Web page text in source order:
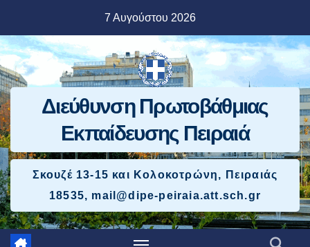
περιεχόμενο
7 Αυγούστου 2026
Διεύθυνση Πρωτοβάθμιας
Εκπαίδευσης Πειραιά
Σκουζέ 13-15 και Κολοκοτρώνη, Πειραιάς
18535, mail@dipe-peiraia.att.sch.gr